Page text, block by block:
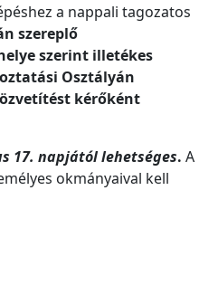
a nappali tagozatos
szereplő
szerint illetékes
Osztályán
kérőként
17. napjától lehetséges. A
okmányaival kell